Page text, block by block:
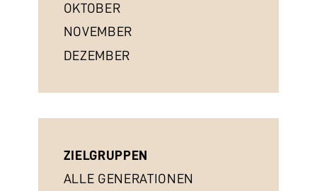
OKTOBER
NOVEMBER
DEZEMBER
ZIELGRUPPEN
ALLE GENERATIONEN